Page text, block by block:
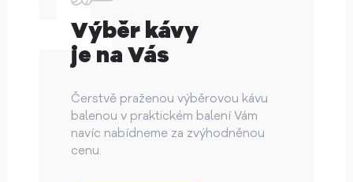
Výběr kávy
je na Vás
Čerstvě praženou výběrovou kávu
balenou v praktickém balení Vám
navíc nabídneme za zvýhodněnou
cenu.